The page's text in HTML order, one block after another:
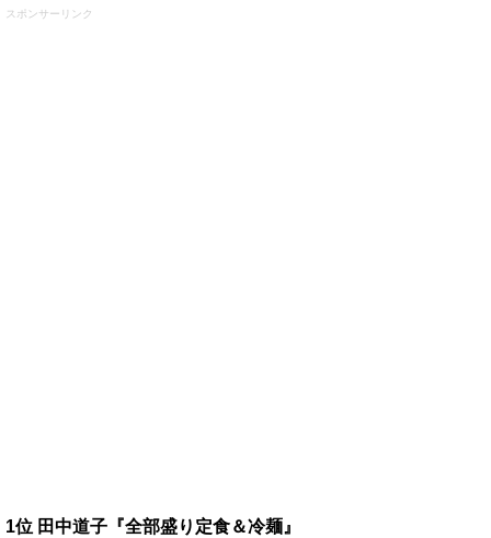
スポンサーリンク
1位 田中道子『全部盛り定食＆冷麺』